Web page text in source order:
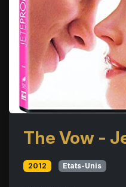
The Vow -
2012 Etats-Unis